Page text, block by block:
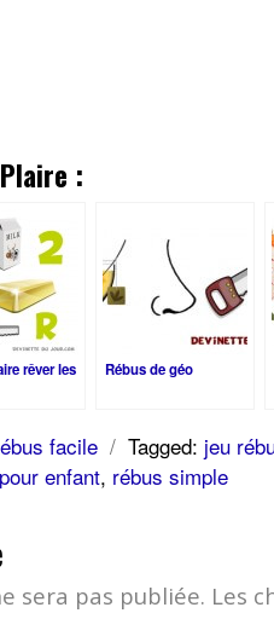
:
rêver les
Rébus de géo
facile / Tagged: jeu
enfant, rébus simple
sera pas publiée. Les